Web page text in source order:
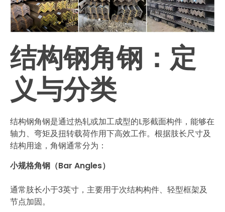
结构钢角钢：定
义与分类
结构钢角钢是通过热轧或加工成型的L形截面构件，能够在
轴力、弯矩及扭转载荷作用下高效工作。根据肢长尺寸及
结构用途，角钢通常分为：
小规格角钢（Bar Angles）
通常肢长小于3英寸，主要用于次结构构件、轻型框架及
节点加固。